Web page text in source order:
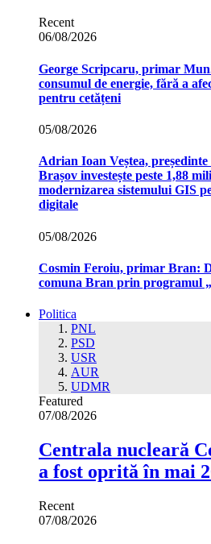
Recent
06/08/2026
George Scripcaru, primar
consumul de energie, fără a
pentru cetățeni
05/08/2026
Adrian Ioan Veștea,
Brașov investește peste 1,88
modernizarea sistemului GIS
digitale
05/08/2026
Cosmin Feroiu, primar Bran:
comuna Bran prin programul
Politica
PNL
PSD
USR
AUR
UDMR
Featured
07/08/2026
Centrala nucleară
a fost oprită în mai
Recent
07/08/2026